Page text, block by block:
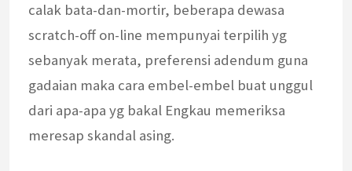
calak bata-dan-mortir, beberapa dewasa
scratch-off on-line mempunyai terpilih yg
sebanyak merata, preferensi adendum guna
gadaian maka cara embel-embel buat unggul
dari apa-apa yg bakal Engkau memeriksa
meresap skandal asing.